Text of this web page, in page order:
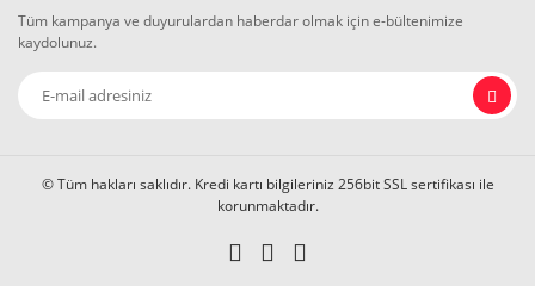
Tüm kampanya ve duyurulardan haberdar olmak için e-bültenimize
kaydolunuz.
© Tüm hakları saklıdır. Kredi kartı bilgileriniz 256bit SSL sertifikası ile
korunmaktadır.